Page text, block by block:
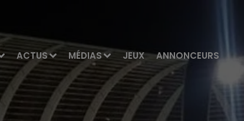
ACTUS MÉDIAS JEUX ANNONCEURS